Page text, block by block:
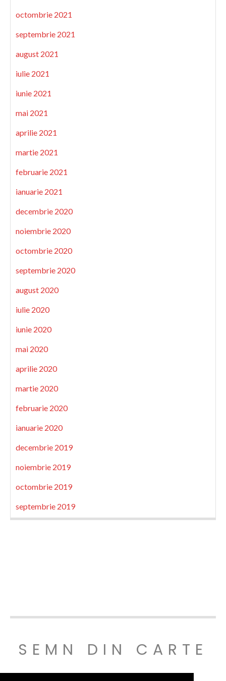
octombrie 2021
septembrie 2021
august 2021
iulie 2021
iunie 2021
mai 2021
aprilie 2021
martie 2021
februarie 2021
ianuarie 2021
decembrie 2020
noiembrie 2020
octombrie 2020
septembrie 2020
august 2020
iulie 2020
iunie 2020
mai 2020
aprilie 2020
martie 2020
februarie 2020
ianuarie 2020
decembrie 2019
noiembrie 2019
octombrie 2019
septembrie 2019
SEMN DIN CARTE